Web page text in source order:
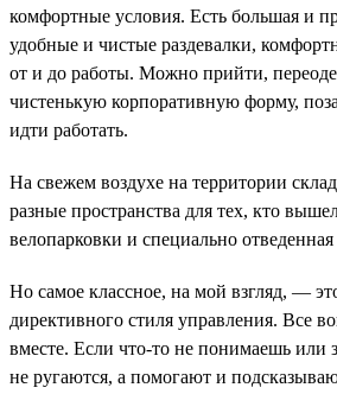
комфортные условия. Есть большая и
удобные и чистые раздевалки,
от и до работы. Можно прийти,
чистенькую корпоративную форму,
идти работать.
На свежем воздухе на территории
разные пространства для тех, кто
велопарковки и специально
Но самое классное, на мой взгляд, —
директивного стиля управления. Все
вместе. Если что-то не понимаешь или
не ругаются, а помогают и